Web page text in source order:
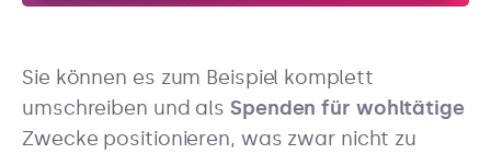
Sie können es zum Beispiel komplett
umschreiben und als Spenden für wohltätige
Zwecke positionieren, was zwar nicht zu